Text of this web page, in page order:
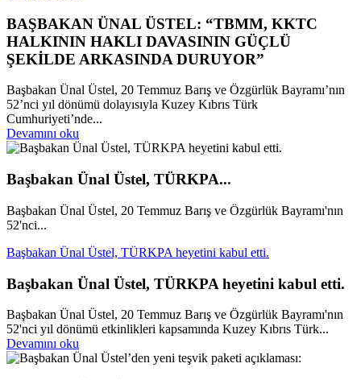
BAŞBAKAN ÜNAL ÜSTEL: “TBMM, KKTC
HALKININ HAKLI DAVASININ GÜÇLÜ
ŞEKİLDE ARKASINDA DURUYOR”
Başbakan Ünal Üstel, 20 Temmuz Barış ve Özgürlük Bayramı’nın
52’nci yıl dönümü dolayısıyla Kuzey Kıbrıs Türk
Cumhuriyeti’nde...
Devamını oku
Başbakan Ünal Üstel, TÜRKPA...
Başbakan Ünal Üstel, 20 Temmuz Barış ve Özgürlük Bayramı'nın
52'nci...
Başbakan Ünal Üstel, TÜRKPA heyetini kabul etti.
Başbakan Ünal Üstel, TÜRKPA heyetini kabul etti.
Başbakan Ünal Üstel, 20 Temmuz Barış ve Özgürlük Bayramı'nın
52'nci yıl dönümü etkinlikleri kapsamında Kuzey Kıbrıs Türk...
Devamını oku